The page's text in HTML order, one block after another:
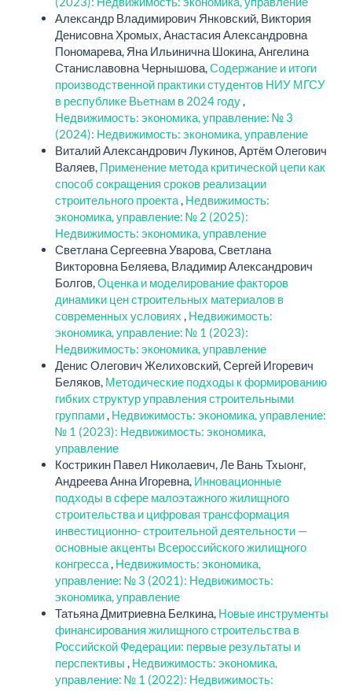
Александр Владимирович Янковский, Виктория
Денисовна Хромых, Анастасия Александровна
Пономарева, Яна Ильинична Шокина, Ангелина
Станиславовна Чернышова,Содержание и итоги
производственной практики студентов НИУ МГСУ
в республике Вьетнам в 2024 году,
Недвижимость: экономика, управление: № 3
(2024): Недвижимость: экономика, управление
Виталий Александрович Лукинов, Артём Олегович
Валяев, Применение метода критической цепи как
способ сокращения сроков реализации
строительного проекта, Недвижимость:
экономика, управление: № 2 (2025):
Недвижимость: экономика, управление
Светлана Сергеевна Уварова, Светлана
Викторовна Беляева, Владимир Александрович
Болгов,Оценка и моделирование факторов
динамики цен строительных материалов в
современных условиях , Недвижимость:
экономика, управление: № 1 (2023):
Недвижимость: экономика, управление
Денис Олегович Желиховский, Сергей Игоревич
Беляков, Методические подходы к формированию
гибких структур управления строительными
группами, Недвижимость: экономика, управление:
№ 1 (2023): Недвижимость: экономика,
управление
Кострикин Павел Николаевич, Ле Вань Тхыонг,
Андреева Анна Игоревна, Инновационные
подходы в сфере малоэтажного жилищного
строительства и цифровая трансформация
инвестиционно- строительной деятельности —
основные акценты Всероссийского жилищного
конгресса, Недвижимость: экономика,
управление: № 3 (2021): Недвижимость:
экономика, управление
Татьяна Дмитриевна Белкина, Новые инструменты
финансирования жилищного строительства в
Российской Федерации: первые результаты и
перспективы , Недвижимость: экономика,
управление: № 1 (2022): Недвижимость: